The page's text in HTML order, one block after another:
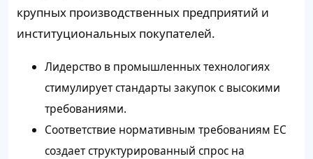
крупных производственных предприятий и
институциональных покупателей.
Лидерство в промышленных технологиях
стимулирует стандарты закупок с высокими
требованиями.
Соответствие нормативным требованиям ЕС
создает структурированный спрос на